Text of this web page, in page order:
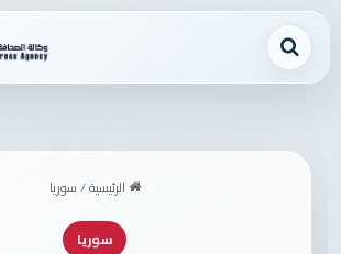
بحث عن
الرئيسية/سوريا
سوريا